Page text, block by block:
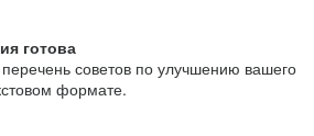
готова
советов по улучшению вашего
формате.